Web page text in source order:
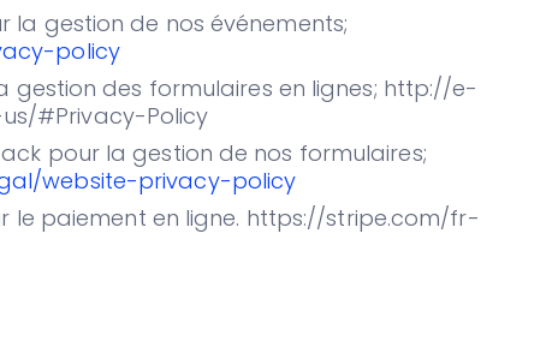
la gestion de nos événements;
policy
gestion des formulaires en lignes; http://e-
#Privacy-Policy
pour la gestion de nos formulaires;
website-privacy-policy
le paiement en ligne. https://stripe.com/fr-